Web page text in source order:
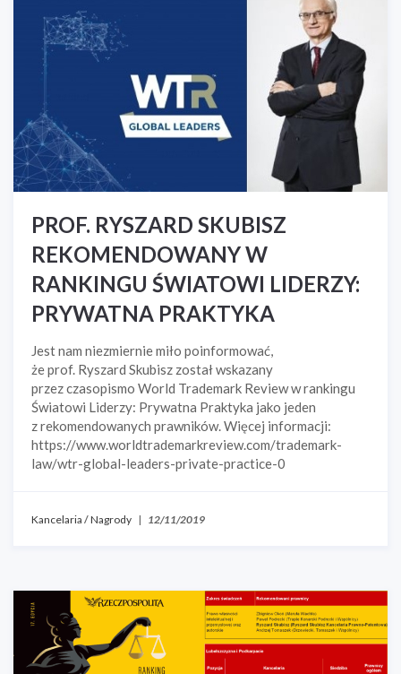
PROF. RYSZARD SKUBISZ
REKOMENDOWANY W
RANKINGU ŚWIATOWI LIDERZY:
PRYWATNA PRAKTYKA
Jest nam niezmiernie miło poinformować,
że prof. Ryszard Skubisz został wskazany
przez czasopismo World Trademark Review w rankingu
Światowi Liderzy: Prywatna Praktyka jako jeden
z rekomendowanych prawników. Więcej informacji:
https://www.worldtrademarkreview.com/trademark-
law/wtr-global-leaders-private-practice-0
Kancelaria /Nagrody | 12/11/2019